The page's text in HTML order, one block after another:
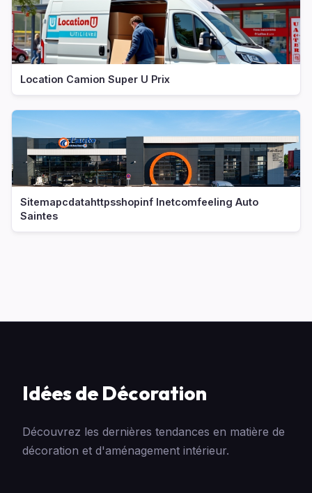
Location Camion Super U Prix
Sitemapcdatahttpsshopinf Inetcomfeeling Auto
Saintes
Idées de Décoration
Découvrez les dernières tendances en matière de
décoration et d'aménagement intérieur.